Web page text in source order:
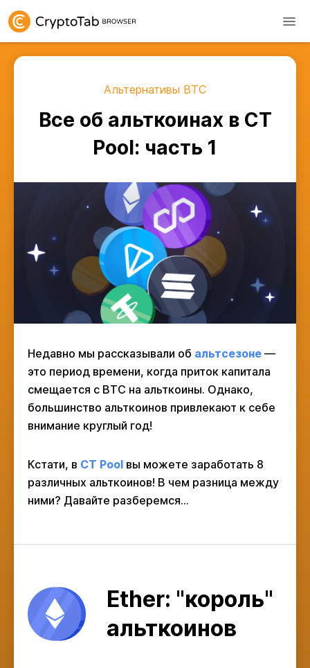
Альтернативы BTC
Все об альткоинах в CT
Pool: часть 1
Недавно мы рассказывали об альтсезоне —
это период времени, когда приток капитала
смещается с BTC на альткоины. Однако,
большинство альткоинов привлекают к себе
внимание круглый год!
Кстати, в CT Pool вы можете заработать 8
различных альткоинов! В чем разница между
ними? Давайте разберемся...
Ether: "король"
альткоинов